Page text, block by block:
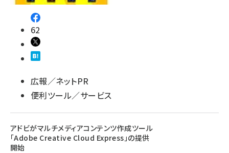
62
広報／ネットPR
便利ツール／サービス
アドビがマルチメディアコンテンツ作成ツール
「Adobe Creative Cloud Express」の提供
開始